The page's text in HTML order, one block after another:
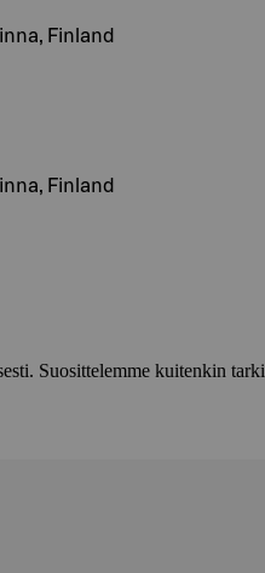
Finland
Finland
Suosittelemme kuitenkin